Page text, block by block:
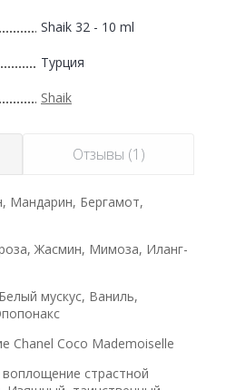
Shaik 32 - 10 ml
Турция
Shaik
Отзывы (1)
Мандарин, Бергамот,
Жасмин, Мимоза, Иланг-
мускус, Ваниль,
Chanel Coco Mademoiselle
воплощение страстной